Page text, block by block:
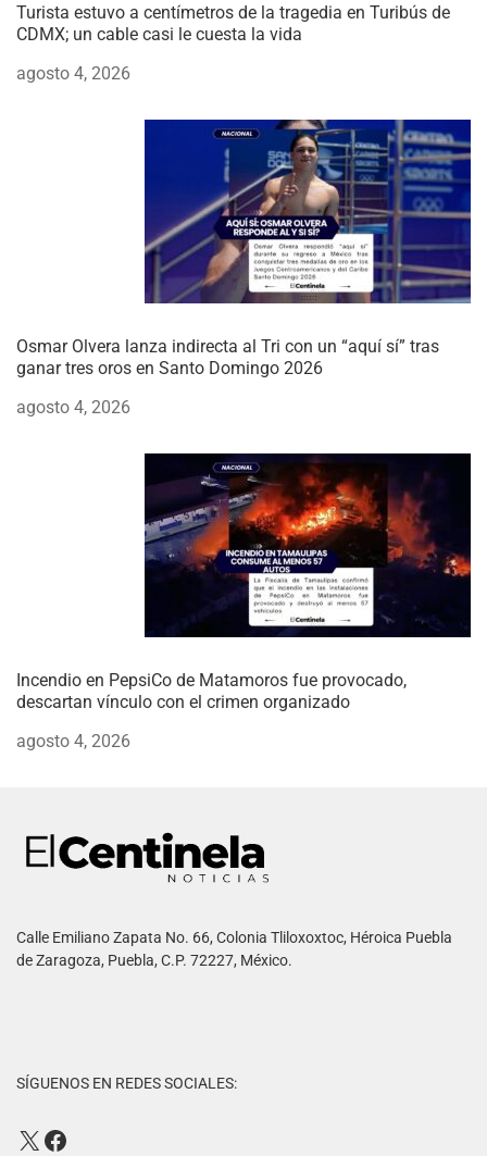
Turista estuvo a centímetros de la tragedia en Turibús de
CDMX; un cable casi le cuesta la vida
agosto 4, 2026
Osmar Olvera lanza indirecta al Tri con un “aquí sí” tras
ganar tres oros en Santo Domingo 2026
agosto 4, 2026
Incendio en PepsiCo de Matamoros fue provocado,
descartan vínculo con el crimen organizado
agosto 4, 2026
Calle Emiliano Zapata No. 66, Colonia Tliloxoxtoc, Héroica Puebla
de Zaragoza, Puebla, C.P. 72227, México.
SÍGUENOS EN REDES SOCIALES: